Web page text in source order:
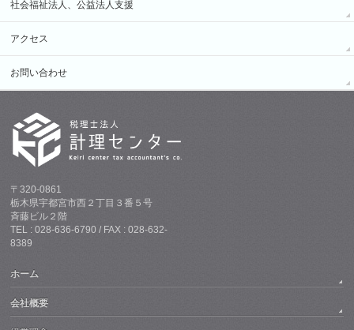
社会福祉法人、公益法人支援
アクセス
お問い合わせ
〒320-0861
栃木県宇都宮市西２丁目３番５号
斉藤ビル２階
TEL : 028-636-6790 / FAX : 028-632-
8389
ホーム
会社概要